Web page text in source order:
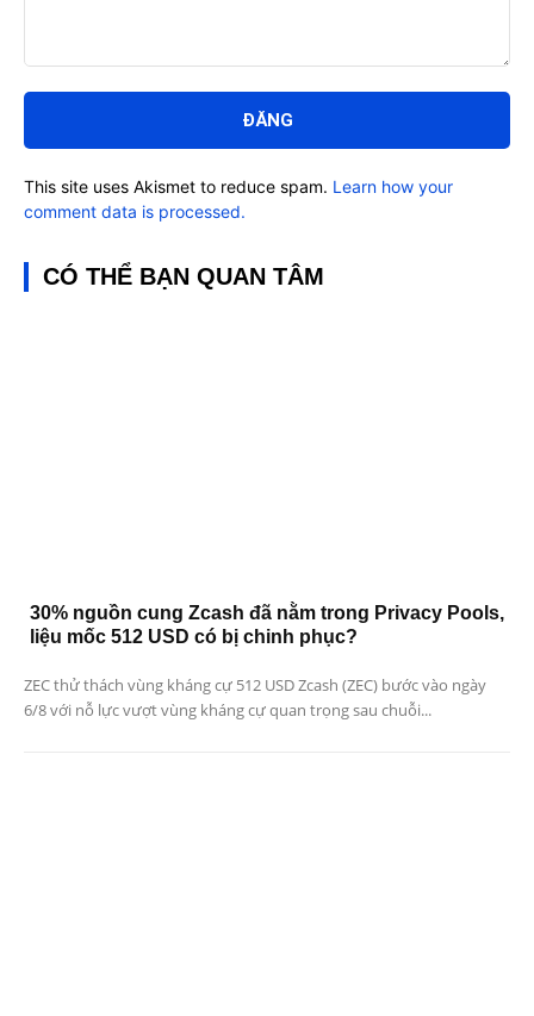
luận:
This site uses Akismet to reduce spam. Learn how your
comment data is processed.
CÓ THỂ BẠN QUAN TÂM
30% nguồn cung Zcash đã nằm trong Privacy Pools,
liệu mốc 512 USD có bị chinh phục?
ZEC thử thách vùng kháng cự 512 USD Zcash (ZEC) bước vào ngày
6/8 với nỗ lực vượt vùng kháng cự quan trọng sau chuỗi...